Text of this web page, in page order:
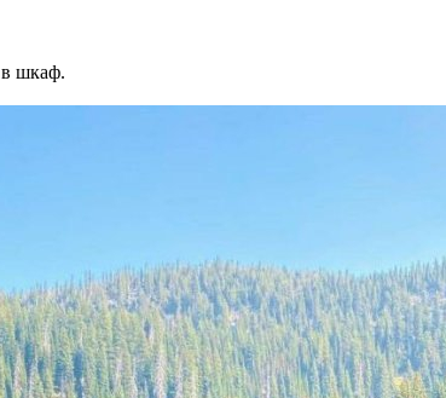
шкаф.